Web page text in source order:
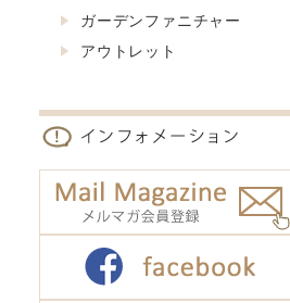
ガーデンファニチャー
アウトレット